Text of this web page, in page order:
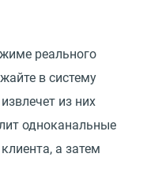
реального
в систему
из них
одноканальные
а затем